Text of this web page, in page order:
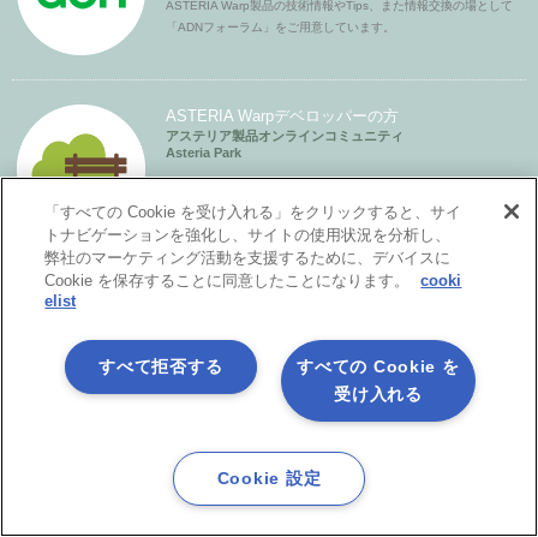
ASTERIA Warp製品の技術情報やTips、また情報交換の場として
「ADNフォーラム」をご用意しています。
ASTERIA Warpデベロッパーの方
アステリア製品オンラインコミュニティ
Asteria Park
アステリア製品デベロッパー同士をつなげ、技術情報の共有や
ちょっとしたの疑問解決の場とすることを目的としたコミュニ
ティです。
ASTERIA Warpユーザーの方
製品更新版や評価版のダウンロード、各種ドキュメントのご提
供、また 技術的なお問合せもこちらで受付ています。
ASTERIA Warpパートナーの方
ASTERIA Warpパートナーサイト
Login
「すべての Cookie を受け入れる」をクリックすると、サイ
トナビゲーションを強化し、サイトの使用状況を分析し、
弊社のマーケティング活動を支援するために、デバイスに
Cookie を保存することに同意したことになります。
cooki
elist
すべての Cookie を
受け入れる
すべて拒否する
Cookie 設定